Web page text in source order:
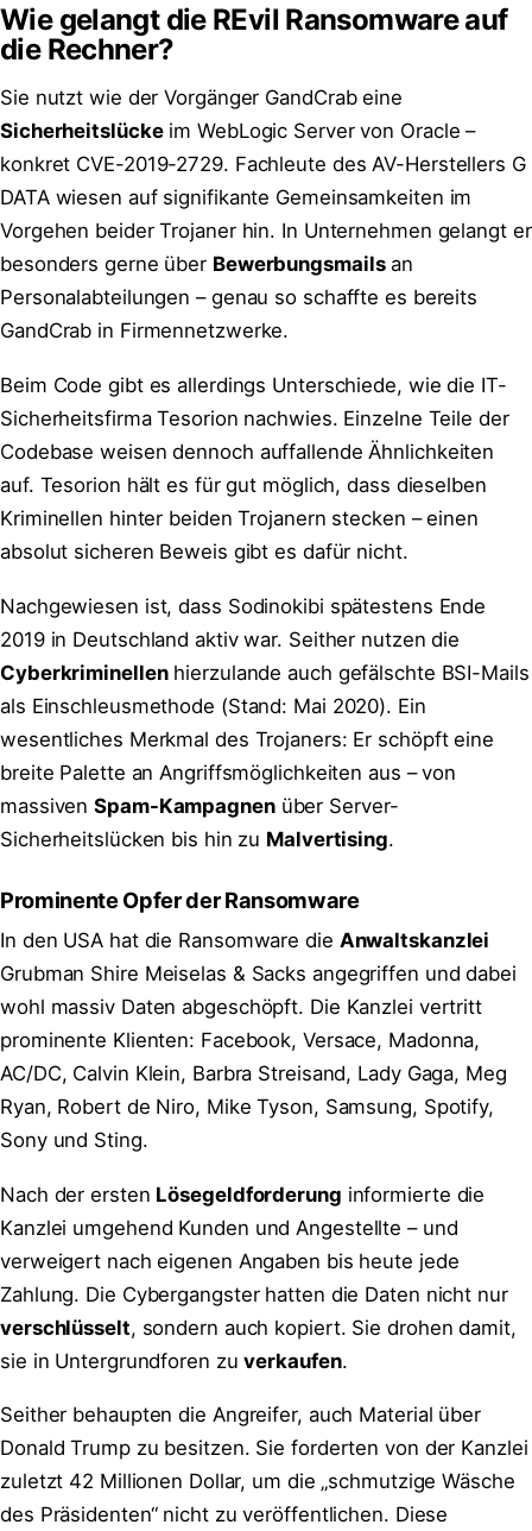
Wie gelangt die REvil Ransomware auf
die Rechner?
Sie nutzt wie der Vorgänger GandCrab eine
Sicherheitslückeim WebLogic Server von Oracle –
konkret CVE-2019-2729. Fachleute des AV-Herstellers G
DATA wiesen auf signifikante Gemeinsamkeiten im
Vorgehen beider Trojaner hin. In Unternehmen gelangt er
besonders gerne über Bewerbungsmailsan
Personalabteilungen – genau so schaffte es bereits
GandCrab in Firmennetzwerke.
Beim Code gibt es allerdings Unterschiede, wie die IT-
Sicherheitsfirma Tesorion nachwies. Einzelne Teile der
Codebase weisen dennoch auffallende Ähnlichkeiten
auf. Tesorion hält es für gut möglich, dass dieselben
Kriminellen hinter beiden Trojanern stecken – einen
absolut sicheren Beweis gibt es dafür nicht.
Nachgewiesen ist, dass Sodinokibi spätestens Ende
2019 in Deutschland aktiv war. Seither nutzen die
Cyberkriminellenhierzulande auch gefälschte BSI-Mails
als Einschleusmethode (Stand: Mai 2020). Ein
wesentliches Merkmal des Trojaners: Er schöpft eine
breite Palette an Angriffsmöglichkeiten aus – von
massivenSpam-Kampagnenüber Server-
Sicherheitslücken bis hin zu Malvertising.
Prominente Opfer der Ransomware
In den USA hat die Ransomware die Anwaltskanzlei
Grubman Shire Meiselas & Sacks angegriffen und dabei
wohl massiv Daten abgeschöpft. Die Kanzlei vertritt
prominente Klienten: Facebook, Versace, Madonna,
AC/DC, Calvin Klein, Barbra Streisand, Lady Gaga, Meg
Ryan, Robert de Niro, Mike Tyson, Samsung, Spotify,
Sony und Sting.
Nach der ersten Lösegeldforderung informierte die
Kanzlei umgehend Kunden und Angestellte – und
verweigert nach eigenen Angaben bis heute jede
Zahlung. Die Cybergangster hatten die Daten nicht nur
verschlüsselt, sondern auch kopiert. Sie drohen damit,
sie in Untergrundforen zuverkaufen.
Seither behaupten die Angreifer, auch Material über
Donald Trump zu besitzen. Sie forderten von der Kanzlei
zuletzt 42 Millionen Dollar, um die „schmutzige Wäsche
des Präsidenten“ nicht zu veröffentlichen. Diese